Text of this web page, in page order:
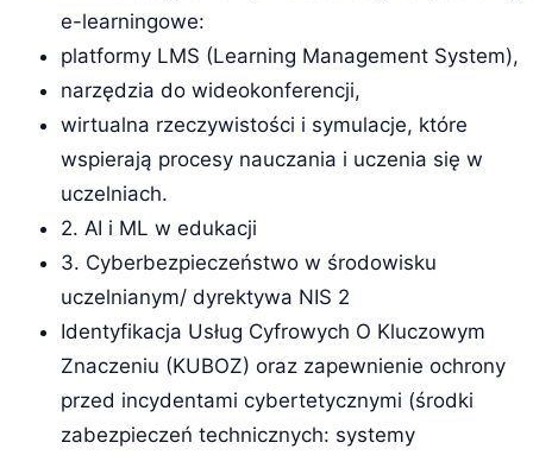
e-learningowe:
platformy LMS (Learning Management System),
narzędzia do wideokonferencji,
wirtualna rzeczywistości i symulacje, które
wspierają procesy nauczania i uczenia się w
uczelniach.
2. AI i ML w edukacji
3. Cyberbezpieczeństwo w środowisku
uczelnianym/ dyrektywa NIS 2
Identyfikacja Usług Cyfrowych O Kluczowym
Znaczeniu (KUBOZ) oraz zapewnienie ochrony
przed incydentami cybertetycznymi (środki
zabezpieczeń technicznych: systemy